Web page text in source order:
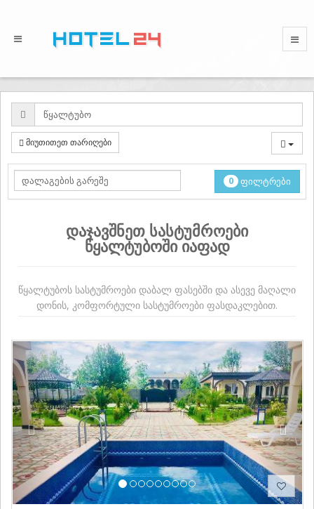
მიუთითეთ თარიღები
0 ფილტრები
დაჯავშნეთ სასტუმროები
წყალტუბოში იაფად
წყალტუბოს სასტუმროები დაბალ ფასებში და ასევე მაღალი
დონის, კომფორტული სასტუმროები ფასდაკლებით.
Previous Next